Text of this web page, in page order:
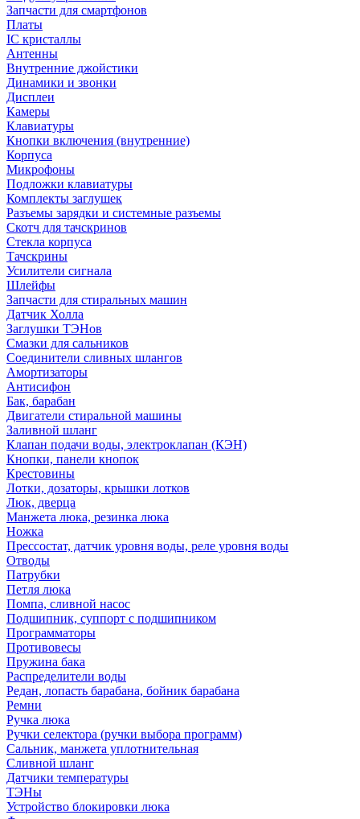
Запчасти для смартфонов
Платы
IC кристаллы
Антенны
Внутренние джойстики
Динамики и звонки
Дисплеи
Камеры
Клавиатуры
Кнопки включения (внутренние)
Корпуса
Микрофоны
Подложки клавиатуры
Комплекты заглушек
Разъемы зарядки и системные разъемы
Скотч для тачскринов
Стекла корпуса
Тачскрины
Усилители сигнала
Шлейфы
Запчасти для стиральных машин
Датчик Холла
Заглушки ТЭНов
Смазки для сальников
Соединители сливных шлангов
Амортизаторы
Антисифон
Бак, барабан
Двигатели стиральной машины
Заливной шланг
Клапан подачи воды, электроклапан (КЭН)
Кнопки, панели кнопок
Крестовины
Лотки, дозаторы, крышки лотков
Люк, дверца
Манжета люка, резинка люка
Ножка
Прессостат, датчик уровня воды, реле уровня воды
Отводы
Патрубки
Петля люка
Помпа, сливной насос
Подшипник, суппорт с подшипником
Программаторы
Противовесы
Пружина бака
Распределители воды
Редан, лопасть барабана, бойник барабана
Ремни
Ручка люка
Ручки селектора (ручки выбора программ)
Сальник, манжета уплотнительная
Сливной шланг
Датчики температуры
ТЭНы
Устройство блокировки люка